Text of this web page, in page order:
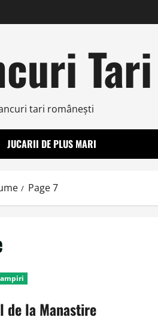
Tari
tari româneşti
JUCARII DE PLUS MARI
Page 7
de la Manastire